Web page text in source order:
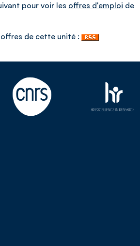
pour voir les offres d'emploi de
offres de cette unité :